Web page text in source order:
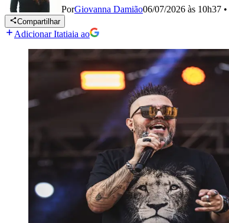
PorGiovanna Damião06/07/2026 às 10h37 •
Compartilhar
Adicionar Itatiaia ao